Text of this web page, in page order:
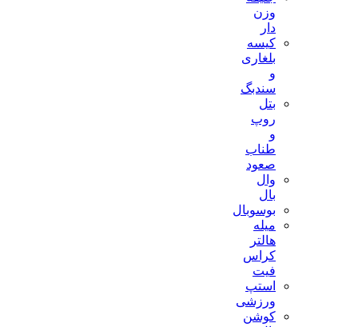
کیسه
بلغاری
سندبگ
بتل
وال
بوسوبال
میله
کراس
استپ
ورزشی
کوشن